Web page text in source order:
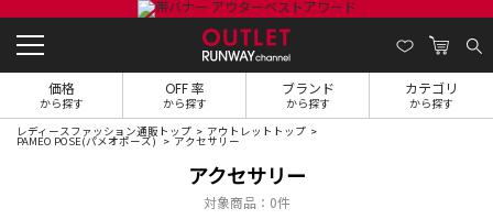
価格
から探す
OFF 率
から探す
ブランド
から探す
カテゴリ
から探す
レディースファッション通販トップ アウトレットトップ
PAMEO POSE(パメオポーズ) アクセサリー
アクセサリー
対象商品： 0件